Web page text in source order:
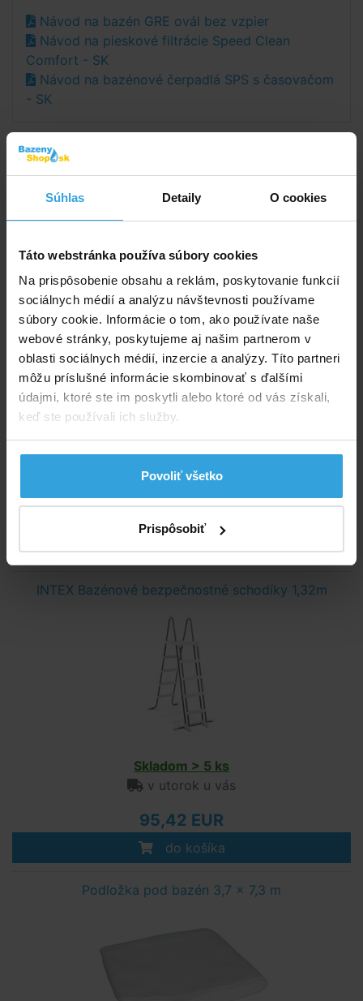
Súhlas Detaily O cookies
Táto webstránka používa súbory cookies
Na prispôsobenie obsahu a reklám, poskytovanie funkcií
sociálnych médií a analýzu návštevnosti používame
súbory cookie. Informácie o tom, ako používate naše
webové stránky, poskytujeme aj našim partnerom v
oblasti sociálnych médií, inzercie a analýzy. Títo partneri
môžu príslušné informácie skombinovať s ďalšími
údajmi, ktoré ste im poskytli alebo ktoré od vás získali,
keď ste používali ich služby.
Povoliť všetko
Prispôsobiť
Návod na bazén GRE ovál bez vzpier
Návod na pieskové filtrácie Speed Clean
Comfort - SK
Návod na bazénové čerpadlá SPS s časovačom
- SK
Štítky
ovál bez vzpier
Doporučené príslušenstvo (7)
Filtračný piesok 25kg
v utorok u vás
18,95 EUR
do košíka
INTEX Bazénové bezpečnostné schodíky 1,32m
Skladom > 5 ks
v utorok u vás
95,42 EUR
do košíka
Podložka pod bazén 3,7 x 7,3 m